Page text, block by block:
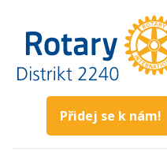
Přidej se k nám!